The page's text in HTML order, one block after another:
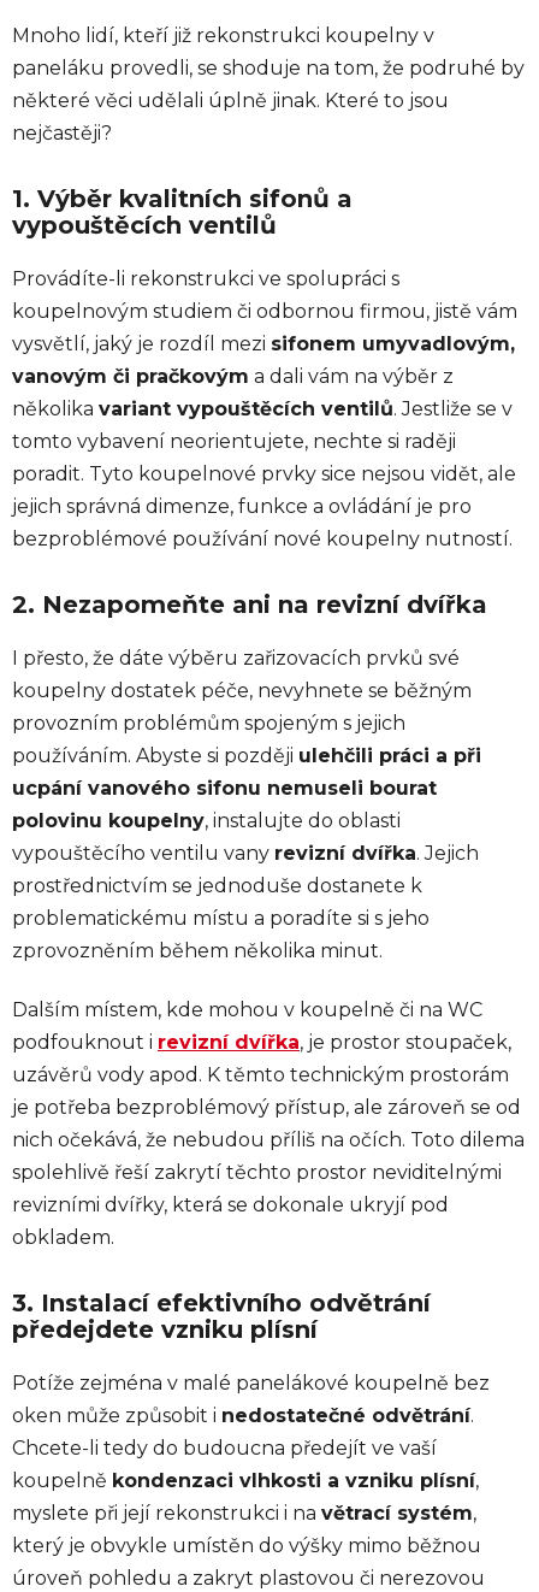
Mnoho lidí, kteří již rekonstrukci koupelny v
paneláku provedli, se shoduje na tom, že podruhé by
některé věci udělali úplně jinak. Které to jsou
nejčastěji?
1. Výběr kvalitních sifonů a
vypouštěcích ventilů
Provádíte-li rekonstrukci ve spolupráci s
koupelnovým studiem či odbornou firmou, jistě vám
vysvětlí, jaký je rozdíl mezi sifonem umyvadlovým,
vanovým či pračkovým a dali vám na výběr z
několika variant vypouštěcích ventilů. Jestliže se v
tomto vybavení neorientujete, nechte si raději
poradit. Tyto koupelnové prvky sice nejsou vidět, ale
jejich správná dimenze, funkce a ovládání je pro
bezproblémové používání nové koupelny nutností.
2. Nezapomeňte ani na revizní dvířka
I přesto, že dáte výběru zařizovacích prvků své
koupelny dostatek péče, nevyhnete se běžným
provozním problémům spojeným s jejich
používáním. Abyste si později ulehčili práci a při
ucpání vanového sifonu nemuseli bourat
polovinu koupelny, instalujte do oblasti
vypouštěcího ventilu vany revizní dvířka. Jejich
prostřednictvím se jednoduše dostanete k
problematickému místu a poradíte si s jeho
zprovozněním během několika minut.
Dalším místem, kde mohou v koupelně či na WC
podfouknout i revizní dvířka, je prostor stoupaček,
uzávěrů vody apod. K těmto technickým prostorám
je potřeba bezproblémový přístup, ale zároveň se od
nich očekává, že nebudou příliš na očích. Toto dilema
spolehlivě řeší zakrytí těchto prostor neviditelnými
revizními dvířky, která se dokonale ukryjí pod
obkladem.
3. Instalací efektivního odvětrání
předejdete vzniku plísní
Potíže zejména v malé panelákové koupelně bez
oken může způsobit i nedostatečné odvětrání.
Chcete-li tedy do budoucna předejít ve vaší
koupelně kondenzaci vlhkosti a vzniku plísní,
myslete při její rekonstrukci i na větrací systém,
který je obvykle umístěn do výšky mimo běžnou
úroveň pohledu a zakryt plastovou či nerezovou